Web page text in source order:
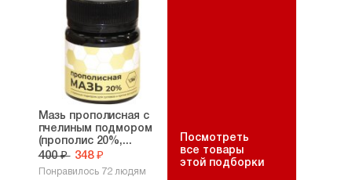
Мазь прополисная с
пчелиным подмором
(прополис 20%,...
400 ₽ 348 ₽
Понравилось 72 людям
Посмотреть
все товары
этой подборки